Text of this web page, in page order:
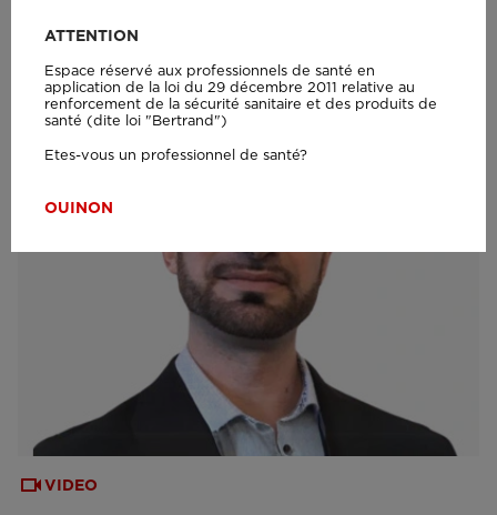
VIDEO
ATTENTION
Espace réservé aux professionnels de santé en
application de la loi du 29 décembre 2011 relative au
renforcement de la sécurité sanitaire et des produits de
santé (dite loi "Bertrand")
Etes-vous un professionnel de santé?
OUINON